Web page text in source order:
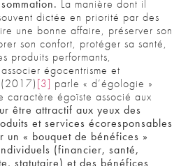
La manière dont il
dictée en priorité par des
une bonne affaire, préserver son
son confort, protéger sa santé,
produits performants,
égocentrisme et
[3] parle « d’égologie »
caractère égoïste associé aux
être attractif aux yeux des
et services écoresponsables
un « bouquet de bénéfices »
(financier, santé,